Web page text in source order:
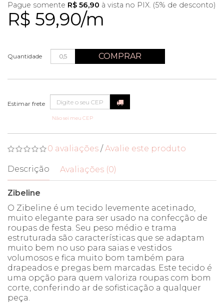
R$ 59,90/m
Pague somente R$ 56,90 à vista no PIX. (5% de desconto)
Quantidade COMPRAR
Não sei meu CEP
0 avaliações /Avalie este produto
Descrição Avaliações (0)
Zibeline
O Zibeline é um tecido levemente acetinado,
muito elegante para ser usado na confecção de
roupas de festa. Seu peso médio e trama
estruturada são características que se adaptam
muito bem no uso para saias e vestidos
volumosos e fica muito bom também para
drapeados e pregas bem marcadas. Este tecido é
uma opção para quem valoriza roupas com bom
corte, conferindo ar de sofisticação a qualquer
peça.